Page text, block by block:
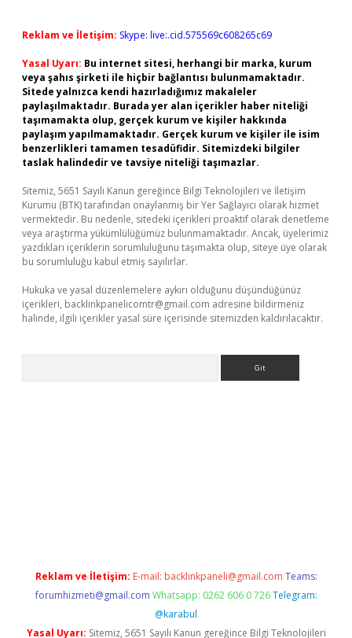
Reklam ve İletişim: Skype: live:.cid.575569c608265c69
Yasal Uyarı: Bu internet sitesi, herhangi bir marka, kurum
veya şahıs şirketi ile hiçbir bağlantısı bulunmamaktadır.
Sitede yalnızca kendi hazırladığımız makaleler
paylaşılmaktadır. Burada yer alan içerikler haber niteliği
taşımamakta olup, gerçek kurum ve kişiler hakkında
paylaşım yapılmamaktadır. Gerçek kurum ve kişiler ile isim
benzerlikleri tamamen tesadüfidir. Sitemizdeki bilgiler
taslak halindedir ve tavsiye niteliği taşımazlar.
Sitemiz, 5651 Sayılı Kanun gereğince Bilgi Teknolojileri ve İletişim
Kurumu (BTK) tarafından onaylanmış bir Yer Sağlayıcı olarak hizmet
vermektedir. Bu nedenle, sitedeki içerikleri proaktif olarak denetleme
veya araştırma yükümlülüğümüz bulunmamaktadır. Ancak, üyelerimiz
yazdıkları içeriklerin sorumluluğunu taşımakta olup, siteye üye olarak
bu sorumluluğu kabul etmiş sayılırlar.
Hukuka ve yasal düzenlemelere aykırı olduğunu düşündüğünüz
içerikleri, backlinkpanelicomtr@gmail.com adresine bildirmeniz
halinde, ilgili içerikler yasal süre içerisinde sitemizden kaldırılacaktır.
Reklam ve İletişim: E-mail: backlinkpaneli@gmail.com Teams:
forumhizmeti@gmail.com Whatsapp: 0262 606 0 726 Telegram:
@karabul
Yasal Uyarı: Sitemiz, 5651 Sayılı Kanun gereğince Bilgi Teknolojileri